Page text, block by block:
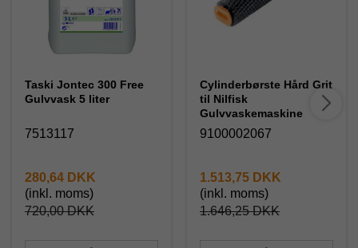
Taski Jontec 300 Free
Gulvvask 5 liter
7513117
720,00 DKK
280,64 DKK
(inkl. moms)
Cylinderbørste Hård Grit
til Nilfisk
Gulvvaskemaskine
9100002067
1.646,25 DKK
1.513,75 DKK
(inkl. moms)